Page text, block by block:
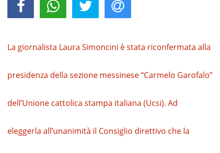
La giornalista Laura Simoncini è stata riconfermata alla
presidenza della sezione messinese “Carmelo Garofalo”
dell’Unione cattolica stampa italiana (Ucsi). Ad
eleggerla all’unanimità il Consiglio direttivo che la